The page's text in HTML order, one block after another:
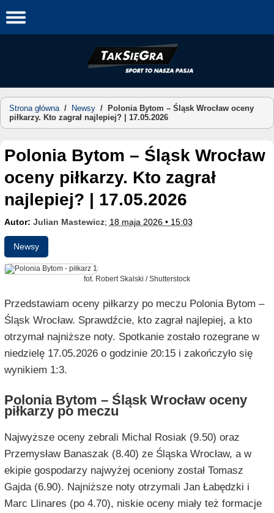
to
Strona główna/ Newsy /
Polonia Bytom – Śląsk Wrocław oceny
piłkarzy. Kto zagrał najlepiej? | 17.05.2026
Polonia Bytom – Śląsk Wrocław
oceny piłkarzy. Kto zagrał
najlepiej? | 17.05.2026
Autor: Julian Mastewicz; 18 maja 2026 • 15:03
Newsy
fot. Robert Skalski / Shutterstock
Przedstawiam oceny piłkarzy po meczu Polonia Bytom –
Śląsk Wrocław. Sprawdźcie, kto zagrał najlepiej, a kto
otrzymał najniższe noty. Spotkanie zostało rozegrane w
niedzielę 17.05.2026 o godzinie 20:15 i zakończyło się
wynikiem 1:3.
Polonia Bytom – Śląsk Wrocław oceny
piłkarzy po meczu
Najwyższe oceny zebrali Michal Rosiak (9.50) oraz
Przemysław Banaszak (8.40) ze Śląska Wrocław, a w
ekipie gospodarzy najwyżej oceniony został Tomasz
Gajda (6.90). Najniższe noty otrzymali Jan Łabędzki i
Marc Llinares (po 4.70), niskie oceny miały też formacje